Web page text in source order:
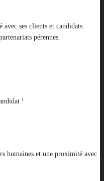
ses clients et candidats.
pérennes.
!
humaines et une proximité avec